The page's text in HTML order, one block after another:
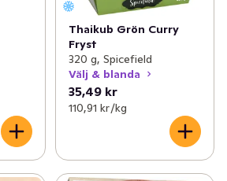
Thaikub Grön Curry
Fryst
320 g, Spicefield
Välj & blanda
35,49 kr
110,91 kr /kg